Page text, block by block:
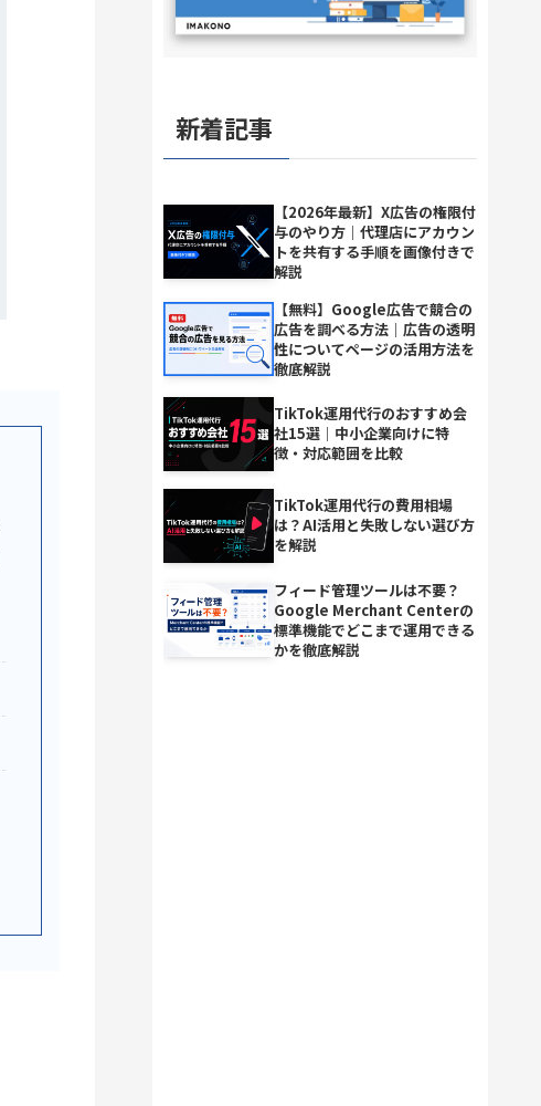
新着記事
【2026年最新】X広告の権限付
与のやり方｜代理店にアカウン
トを共有する手順を画像付きで
解説
【無料】Google広告で競合の
広告を調べる方法｜広告の透明
性についてページの活用方法を
徹底解説
TikTok運用代行のおすすめ会
社15選｜中小企業向けに特
徴・対応範囲を比較
TikTok運用代行の費用相場
は？AI活用と失敗しない選び方
を解説
フィード管理ツールは不要？
Google Merchant Centerの
標準機能でどこまで運用できる
かを徹底解説